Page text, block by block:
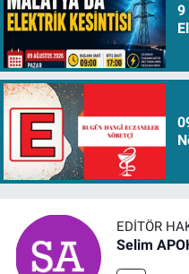
9
EDITÖR
Selim